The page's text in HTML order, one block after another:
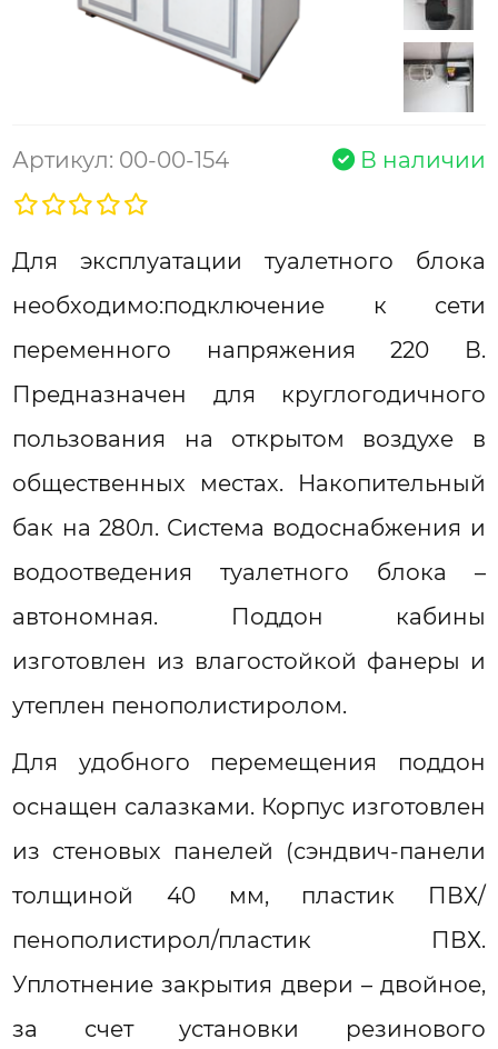
Артикул: 00-00-154 В наличии
Для эксплуатации туалетного блока
необходимо:подключение к сети
переменного напряжения 220 В.
Предназначен для круглогодичного
пользования на открытом воздухе в
общественных местах. Накопительный
бак на 280л. Система водоснабжения и
водоотведения туалетного блока –
автономная. Поддон кабины
изготовлен из влагостойкой фанеры и
утеплен пенополистиролом.
Для удобного перемещения поддон
оснащен салазками. Корпус изготовлен
из стеновых панелей (сэндвич-панели
толщиной 40 мм, пластик ПВХ/
пенополистирол/пластик ПВХ.
Уплотнение закрытия двери – двойное,
за счет установки резинового